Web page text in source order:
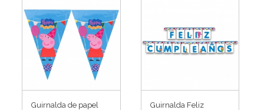
Guirnalda de papel
Guirnalda Feliz